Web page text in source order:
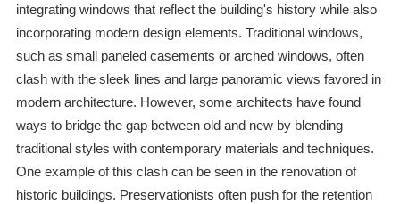
integrating windows that reflect the building's history while also
incorporating modern design elements. Traditional windows,
such as small paneled casements or arched windows, often
clash with the sleek lines and large panoramic views favored in
modern architecture. However, some architects have found
ways to bridge the gap between old and new by blending
traditional styles with contemporary materials and techniques.
One example of this clash can be seen in the renovation of
historic buildings. Preservationists often push for the retention